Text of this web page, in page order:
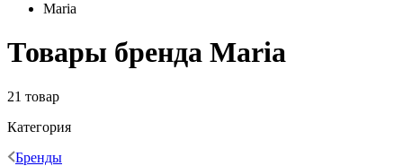
Maria
Товары бренда Maria
21 товар
Категория
Бренды